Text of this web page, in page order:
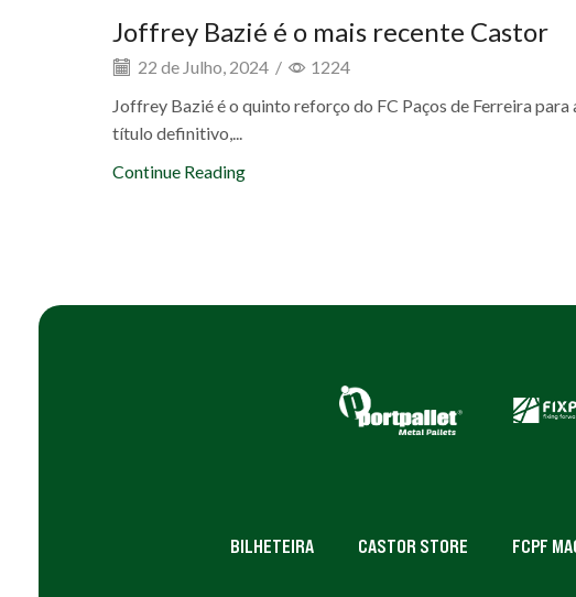
Joffrey Bazié é o mais recente Castor
22 de Julho, 2024 /
1224
Joffrey Bazié é o quinto reforço do FC Paços de Ferreira
título definitivo,...
Continue Reading
BILHETEIRA CASTOR STORE FCPF